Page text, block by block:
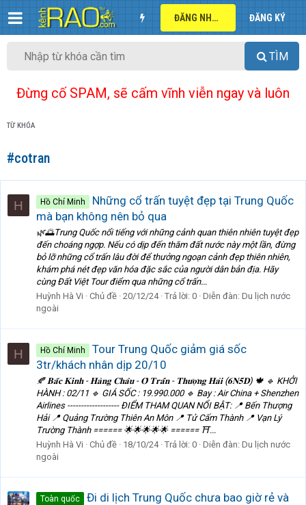
ĐĂNG NHẬP ĐĂNG KÝ
TÌM
Đừng cố SPAM, sẽ cấm vĩnh viễn ngay và luôn
TỪ KHÓA
#cotran
H Hồ Chí Minh
Những cổ trấn tuyệt đẹp tại Trung Quốc
mà bạn không nên bỏ qua
🌿🌅Trung Quốc nổi tiếng với những cảnh quan thiên nhiên tuyệt đẹp
đến choáng ngợp. Nếu có dịp đến thăm đất nước này một lần, đừng
bỏ lỡ những cổ trấn lâu đời để thưởng ngoạn cảnh đẹp thiên nhiên,
khám phá nét đẹp văn hóa đặc sắc của người dân bản địa. Hãy
cùng Đất Việt Tour điểm qua những cổ trấn...
Huỳnh Hà Vi
Chủ đề 20/12/24 Trả lời: 0 Diễn đàn: Du lịch nước
ngoài
H Hồ Chí Minh
Tour Trung Quốc giảm giá sốc
3tr/khách nhân dịp 20/10
🍂 𝐁𝐚̆́𝐜 𝐊𝐢𝐧𝐡 - 𝐇𝐚̀𝐧𝐠 𝐂𝐡𝐚̂𝐮 - 𝐎̂ 𝐓𝐫𝐚̂́𝐧 - 𝐓𝐡𝐮̛𝐨̛̣𝐧𝐠 𝐇𝐚̉𝐢 (𝟔𝐍𝟓𝐃) 🍁 🔹 KHỞI
HÀNH : 02/11 🔹 GIÁ SỐC : 19.990.000 🔹 Bay : Air China + Shenzhen
Airlines ------------------- ĐIỂM THAM QUAN NỔI BẬT: 📍 Bến Thượng
Hải 📍 Quảng Trường Thiên An Môn 📍 Tử Cấm Thành 📍 Vạn Lý
Trường Thành ====== 🌟🌟🌟🌟🌟 ====== ⛩...
Huỳnh Hà Vi
Chủ đề 18/10/24 Trả lời: 0 Diễn đàn: Du lịch nước
ngoài
Toàn quốc
Đi di lịch Trung Quốc chưa bao giờ rẻ và